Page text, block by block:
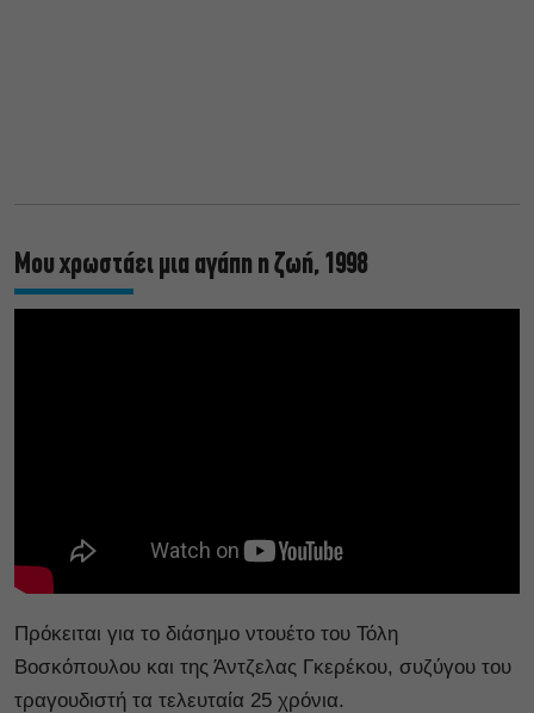
Μου χρωστάει μια αγάπη η ζωή, 1998
Πρόκειται για το διάσημο ντουέτο του Τόλη
Βοσκόπουλου και της Άντζελας Γκερέκου, συζύγου του
τραγουδιστή τα τελευταία 25 χρόνια.